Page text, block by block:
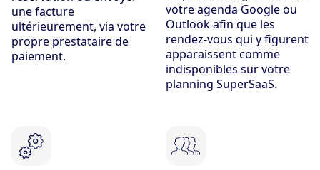
une facture
ultérieurement, via votre
propre prestataire de
paiement.
votre agenda Google ou
Outlook afin que les
rendez-vous qui y figurent
apparaissent comme
indisponibles sur votre
planning SuperSaaS.